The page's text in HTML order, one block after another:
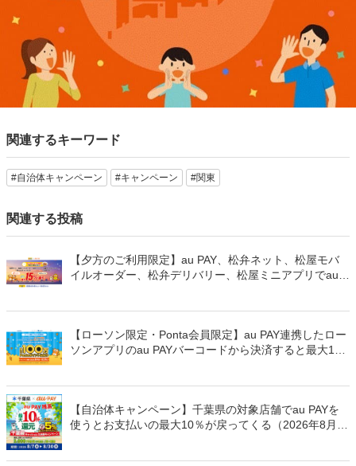
関連するキーワード
#自治体キャンペーン #キャンペーン #関東
関連する投稿
【夕方のご利用限定】au PAY、松弁ネット、松屋モバ
イルオーダー、松弁デリバリー、松屋ミニアプリでau
【ローソン限定・Ponta会員限定】au PAY連携したロー
ソンアプリのau PAYバーコードから決済すると最大100
【自治体キャンペーン】千葉県の対象店舗でau PAYを
使うとお支払いの最大10％が戻ってくる（2026年8月7